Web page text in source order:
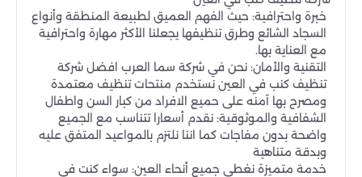
خبرة واحترافية: حيث الفهم العميق لطبيعة المنطقة وأنواع
السجاد الشائع وطرق تنظيفها يجعلنا الأكثر مهارة واحترافية
مع العناية بها.
التقنية والأمان: نحن في شركة سما العرب افضل شركة
تنظيف كنب في العين نستخدم منتحات تنظيف معتمدة
ومصرح بها آمنه على حميع الافراد من كبار السن واطفال
الشفافية والموثوقية: نقدم أسعارا تتناسب مع الجميع
واضحة بدون مفاجات كما اننا نلتزم بالمواعيد المتفق عليه
وبدقة متناهية
خدمة متميزة نغطي جميع أنحاء العين: سواء كنت في